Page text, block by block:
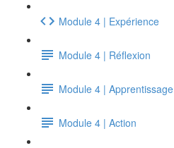
Module 4 | Expérience
Module 4 | Réflexion
Module 4 | Apprentissage
Module 4 | Action